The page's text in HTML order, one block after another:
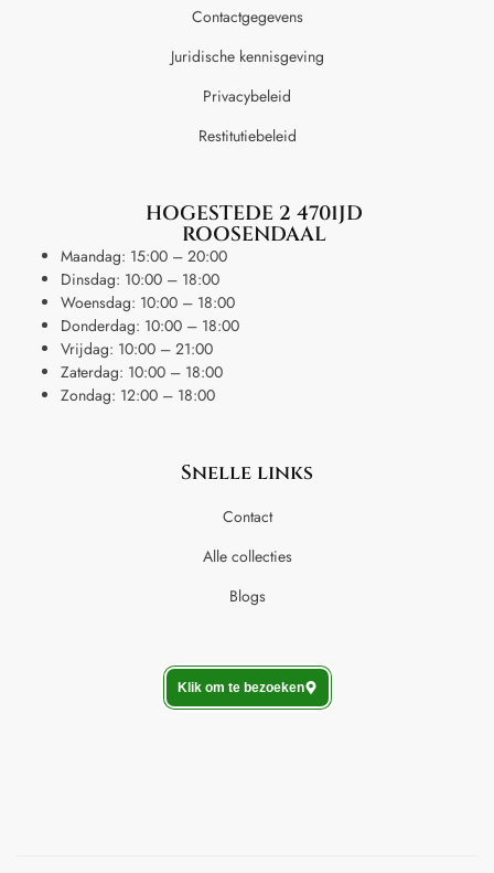
Contactgegevens
Juridische kennisgeving
Privacybeleid
Restitutiebeleid
HOGESTEDE 2 4701JD
ROOSENDAAL
Maandag: 15:00 – 20:00
Dinsdag: 10:00 – 18:00
Woensdag: 10:00 – 18:00
Donderdag: 10:00 – 18:00
Vrijdag: 10:00 – 21:00
Zaterdag: 10:00 – 18:00
Zondag: 12:00 – 18:00
Snelle links
Contact
Alle collecties
Blogs
Klik om te bezoeken